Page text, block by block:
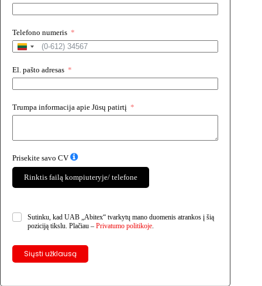
Telefono numeris
L
t
h
u
n
+
7
0
El. pašto adresas
Trumpa informacija apie Jūsų patirtį
Prisekite savo CV
Rinktis failą kompiuteryje/ telefone
Sutinku, kad UAB „Abitex“ tvarkytų mano duomenis atrankos į šią
poziciją tikslu. Plačiau – Privatumo politikoje.
Siųsti užklausą